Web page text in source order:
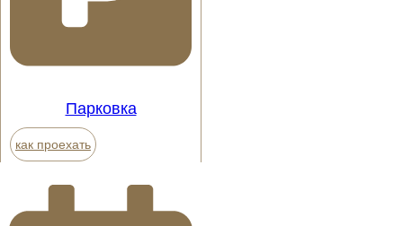
Парковка
как проехать